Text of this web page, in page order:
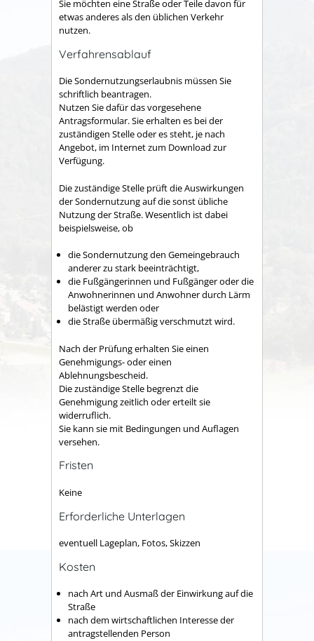
Sie möchten eine Straße oder Teile davon für
etwas anderes als den üblichen Verkehr
nutzen.
Verfahrensablauf
Die Sondernutzungserlaubnis müssen Sie
schriftlich beantragen.
Nutzen Sie dafür das vorgesehene
Antragsformular. Sie erhalten es bei der
zuständigen Stelle oder es steht, je nach
Angebot, im Internet zum Download zur
Verfügung.
Die zuständige Stelle prüft die Auswirkungen
der Sondernutzung auf die sonst übliche
Nutzung der Straße.Wesentlich ist dabei
beispielsweise, ob
die Sondernutzung den Gemeingebrauch
anderer zu stark beeinträchtigt,
die Fußgängerinnen und Fußgänger oder die
Anwohnerinnen und Anwohner durch Lärm
belästigt werden oder
die Straße übermäßig verschmutzt wird.
Nach der Prüfung erhalten Sie einen
Genehmigungs- oder einen
Ablehnungsbescheid.
Die zuständige Stelle begrenzt die
Genehmigung zeitlich oder erteilt sie
widerruflich.
Sie kann sie mit Bedingungen und Auflagen
versehen.
Fristen
Keine
Erforderliche Unterlagen
eventuell Lageplan, Fotos, Skizzen
Kosten
nach Art und Ausmaß der Einwirkung auf die
Straße
nach dem wirtschaftlichen Interesse der
antragstellenden Person